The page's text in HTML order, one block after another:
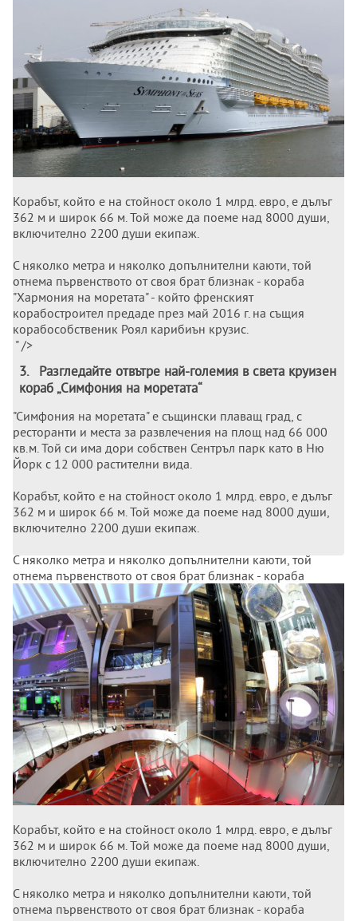
Корабът, който е на стойност около 1 млрд. евро, е дълъг
362 м и широк 66 м. Той може да поеме над 8000 души,
включително 2200 души екипаж.
С няколко метра и няколко допълнителни каюти, той
отнема първенството от своя брат близнак - кораба
"Хармония на моретата" - който френският
корабостроител предаде през май 2016 г. на същия
корабособственик Роял карибиън крузис.
" />
3.
Разгледайте отвътре най-големия в света круизен
кораб „Симфония на моретата“
"Симфония на моретата" е същински плаващ град, с
ресторанти и места за развлечения на площ над 66 000
кв.м. Той си има дори собствен Сентръл парк като в Ню
Йорк с 12 000 растителни вида.
Корабът, който е на стойност около 1 млрд. евро, е дълъг
362 м и широк 66 м. Той може да поеме над 8000 души,
включително 2200 души екипаж.
С няколко метра и няколко допълнителни каюти, той
отнема първенството от своя брат близнак - кораба
"Хармония на моретата" - който френският
корабостроител предаде през май 2016 г. на същия
корабособственик Роял карибиън крузис.
Корабът, който е на стойност около 1 млрд. евро, е дълъг
362 м и широк 66 м. Той може да поеме над 8000 души,
включително 2200 души екипаж.
С няколко метра и няколко допълнителни каюти, той
отнема първенството от своя брат близнак - кораба